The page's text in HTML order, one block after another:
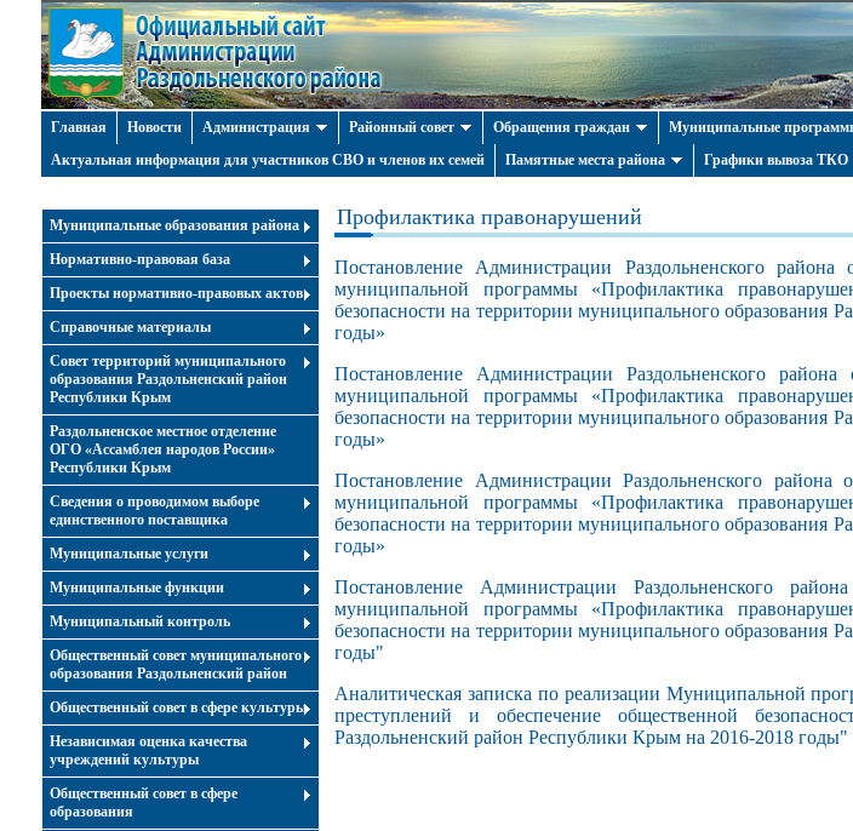
Главная Новости Администрация Районный совет Обращения граждан Муниципальные
Актуальная информация для участников СВО и членов их семей
Памятные места района Графики вывоза ТКО
Муниципальные образования района
Нормативно-правовая база
Проекты нормативно-правовых актов
Справочные материалы
Совет территорий муниципального
образования Раздольненский район
Республики Крым
Раздольненское местное отделение
ОГО «Ассамблея народов России»
Республики Крым
Cведения о проводимом выборе
единственного поставщика
Муниципальные услуги
Муниципальные функции
Муниципальный контроль
Общественный совет муниципального
образования Раздольненский район
Общественный совет в сфере культуры
Независимая оценка качества
учреждений культуры
Общественный совет в сфере
образования
Профилактика правонарушений
Постановление Администрации Раздольненского
муниципальной программы «Профилактика
безопасности на территории муниципального образования
годы»
Постановление Администрации Раздольненского
муниципальной программы «Профилактика
безопасности на территории муниципального образования
годы»
Постановление Администрации Раздольненского
муниципальной программы «Профилактика
безопасности на территории муниципального образования
годы»
Постановление Администрации Раздольненского
муниципальной программы «Профилактика
безопасности на территории муниципального образования
годы"
Аналитическая записка по реализации Муниципальной
преступлений и обеспечение общественной
Раздольненский район Республики Крым на 2016-2018 годы"